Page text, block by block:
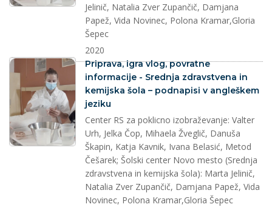
Jelinič, Natalia Zver Zupančič, Damjana
Papež, Vida Novinec, Polona Kramar,Gloria
Šepec
2020
splet
Priprava, igra vlog, povratne
informacije - Srednja zdravstvena in
kemijska šola – podnapisi v angleškem
jeziku
Center RS za poklicno izobraževanje: Valter
Urh, Jelka Čop, Mihaela Žveglič, Danuša
Škapin, Katja Kavnik, Ivana Belasić, Metod
Češarek; Šolski center Novo mesto (Srednja
zdravstvena in kemijska šola): Marta Jelinič,
Natalia Zver Zupančič, Damjana Papež, Vida
Novinec, Polona Kramar,Gloria Šepec